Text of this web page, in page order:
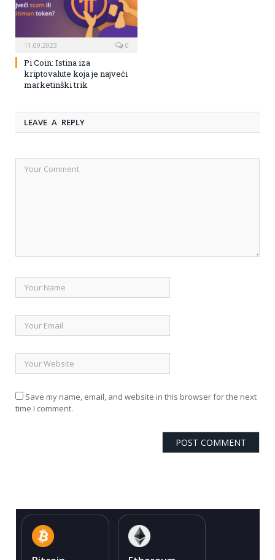
11.09.2023 0
Pi Coin: Istina iza
kriptovalute koja je najveći
marketinški trik
LEAVE A REPLY
Save my name, email, and website in this browser for the next
time I comment.